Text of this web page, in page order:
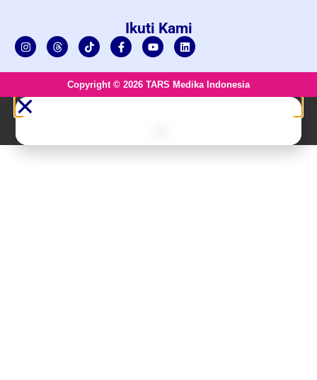
Ikuti Kami
Copyright © 2026 TARS Medika Indonesia